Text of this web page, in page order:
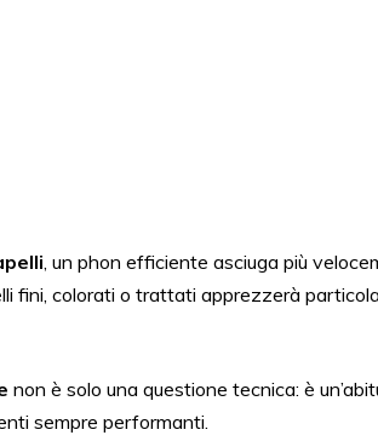
, un phon efficiente asciuga più
fini, colorati o trattati apprezzerà
non è solo una questione tecnica: è
sempre performanti.